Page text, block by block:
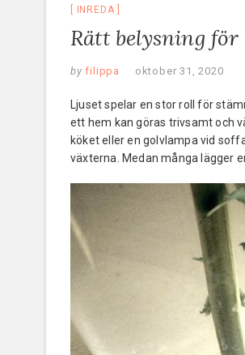
INREDA
Rätt belysning
by filippa oktober 31, 2020
Ljuset spelar en stor roll för
ett hem kan göras trivsamt och
köket eller en golvlampa vid
växterna. Medan många lägger